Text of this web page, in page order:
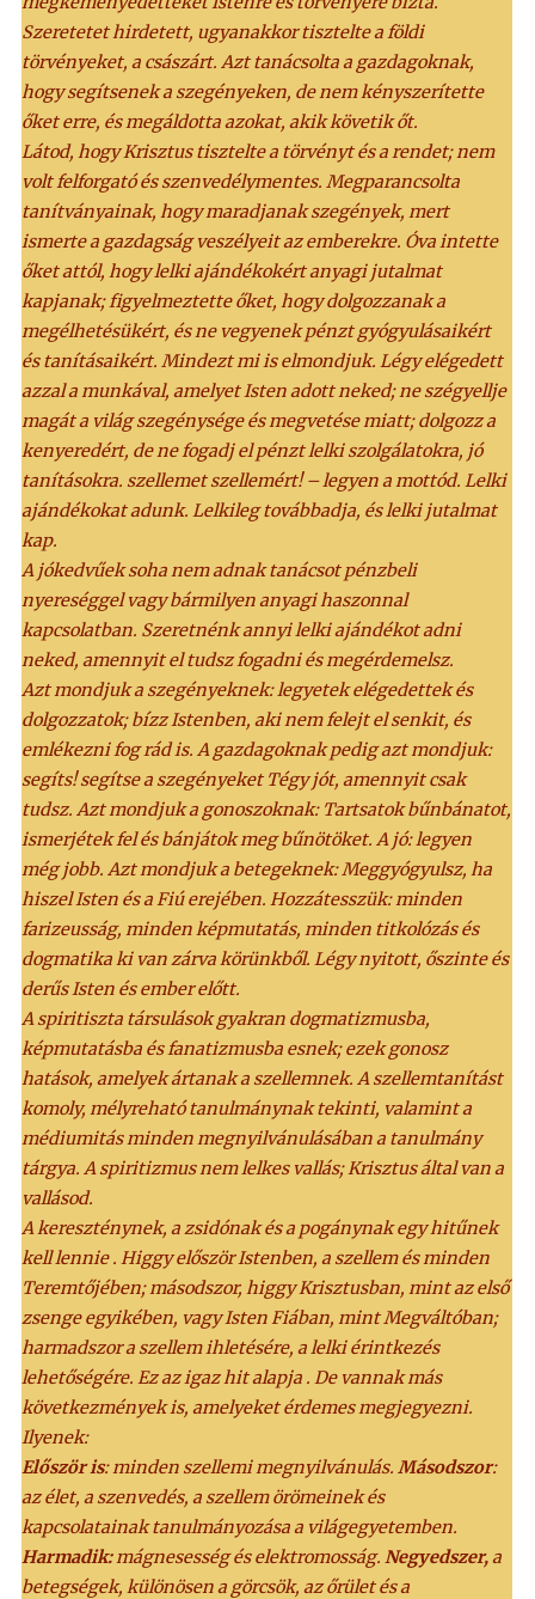
Szeretetet hirdetett, ugyanakkor tisztelte a földi
törvényeket, a császárt. Azt tanácsolta a gazdagoknak,
hogy segítsenek a szegényeken, de nem kényszerítette
őket erre, és megáldotta azokat, akik követik őt.
Látod, hogy Krisztus tisztelte a törvényt és a rendet; nem
volt felforgató és szenvedélymentes. Megparancsolta
tanítványainak, hogy maradjanak szegények, mert
ismerte a gazdagság veszélyeit az emberekre. Óva intette
őket attól, hogy lelki ajándékokért anyagi jutalmat
kapjanak; figyelmeztette őket, hogy dolgozzanak a
megélhetésükért, és ne vegyenek pénzt gyógyulásaikért
és tanításaikért. Mindezt mi is elmondjuk. Légy elégedett
azzal a munkával, amelyet Isten adott neked; ne szégyellje
magát a világ szegénysége és megvetése miatt; dolgozz a
kenyeredért, de ne fogadj el pénzt lelki szolgálatokra, jó
tanításokra. szellemet szellemért! – legyen a mottód. Lelki
ajándékokat adunk. Lelkileg továbbadja, és lelki jutalmat
kap.
A jókedvűek soha nem adnak tanácsot pénzbeli
nyereséggel vagy bármilyen anyagi haszonnal
kapcsolatban. Szeretnénk annyi lelki ajándékot adni
neked, amennyit el tudsz fogadni és megérdemelsz.
Azt mondjuk a szegényeknek: legyetek elégedettek és
dolgozzatok; bízz Istenben, aki nem felejt el senkit, és
emlékezni fog rád is. A gazdagoknak pedig azt mondjuk:
segíts! segítse a szegényeket Tégy jót, amennyit csak
tudsz. Azt mondjuk a gonoszoknak: Tartsatok bűnbánatot,
ismerjétek fel és bánjátok meg bűnötöket. A jó: legyen
még jobb. Azt mondjuk a betegeknek: Meggyógyulsz, ha
hiszel Isten és a Fiú erejében. Hozzátesszük: minden
farizeusság, minden képmutatás, minden titkolózás és
dogmatika ki van zárva körünkből. Légy nyitott, őszinte és
derűs Isten és ember előtt.
A spiritiszta társulások gyakran dogmatizmusba,
képmutatásba és fanatizmusba esnek; ezek gonosz
hatások, amelyek ártanak a szellemnek. A szellemtanítást
komoly, mélyreható tanulmánynak tekinti, valamint a
médiumitás minden megnyilvánulásában a tanulmány
tárgya. A spiritizmus nem lelkes vallás; Krisztus által van a
vallásod.
A kereszténynek, a zsidónak és a pogánynak egy hitűnek
kell lennie . Higgy először Istenben, a szellem és minden
Teremtőjében; másodszor, higgy Krisztusban, mint az első
zsenge egyikében, vagy Isten Fiában, mint Megváltóban;
harmadszor a szellem ihletésére, a lelki érintkezés
lehetőségére. Ez az igaz hit alapja . De vannak más
következmények is, amelyeket érdemes megjegyezni.
Ilyenek:
Először is: minden szellemi megnyilvánulás.Másodszor:
az élet, a szenvedés, a szellem örömeinek és
kapcsolatainak tanulmányozása a világegyetemben.
Harmadik:mágnesesség és elektromosság.Negyedszer,a
betegségek, különösen a görcsök, az őrület és a